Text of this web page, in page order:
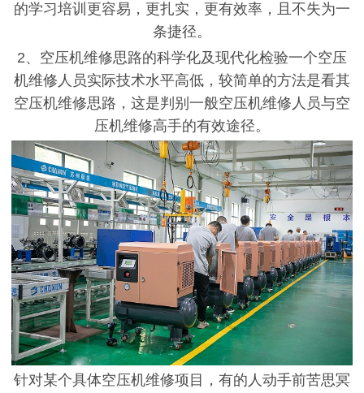
的学习培训更容易，更扎实，更有效率，且不失为一
条捷径。
2、空压机维修思路的科学化及现代化检验一个空压
机维修人员实际技术水平高低，较简单的方法是看其
空压机维修思路，这是判别一般空压机维修人员与空
压机维修高手的有效途径。
针对某个具体空压机维修项目，有的人动手前苦思冥